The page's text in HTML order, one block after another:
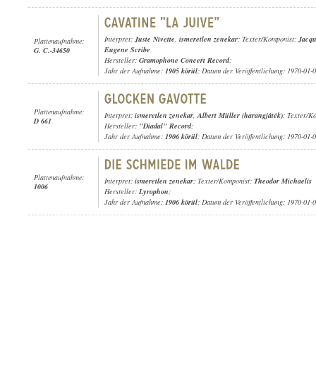
Plattenaufnahme:
G. C.-34650
Interpret:Juste Nivette, ismeretlen zenekar; Texter/Komponist:
Eugene Scribe
Hersteller: Gramophone Concert Record;
Jahr der Aufnahme: 1905 körül; Datum der Veröffentlichung: 1970-01-
Plattenaufnahme:
D 661
Interpret: ismeretlen zenekar,Albert Müller (harangjáték); Texter/
Hersteller: "Diadal" Record;
Jahr der Aufnahme: 1906 körül; Datum der Veröffentlichung: 1970-01-
Plattenaufnahme:
1006
Interpret: ismeretlen zenekar; Texter/Komponist: Theodor Michaelis
Hersteller: Lyrophon;
Jahr der Aufnahme: 1906 körül; Datum der Veröffentlichung: 1970-01-